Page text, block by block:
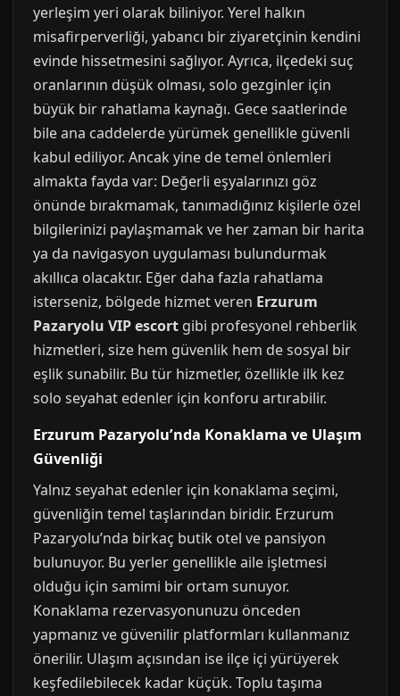
yerleşim yeri olarak biliniyor. Yerel halkın
misafirperverliği, yabancı bir ziyaretçinin kendini
evinde hissetmesini sağlıyor. Ayrıca, ilçedeki suç
oranlarının düşük olması, solo gezginler için
büyük bir rahatlama kaynağı. Gece saatlerinde
bile ana caddelerde yürümek genellikle güvenli
kabul ediliyor. Ancak yine de temel önlemleri
almakta fayda var: Değerli eşyalarınızı göz
önünde bırakmamak, tanımadığınız kişilerle özel
bilgilerinizi paylaşmamak ve her zaman bir harita
ya da navigasyon uygulaması bulundurmak
akıllıca olacaktır. Eğer daha fazla rahatlama
isterseniz, bölgede hizmet veren Erzurum
Pazaryolu VIP escort gibi profesyonel rehberlik
hizmetleri, size hem güvenlik hem de sosyal bir
eşlik sunabilir. Bu tür hizmetler, özellikle ilk kez
solo seyahat edenler için konforu artırabilir.
Erzurum Pazaryolu’nda Konaklama ve Ulaşım
Güvenliği
Yalnız seyahat edenler için konaklama seçimi,
güvenliğin temel taşlarından biridir. Erzurum
Pazaryolu’nda birkaç butik otel ve pansiyon
bulunuyor. Bu yerler genellikle aile işletmesi
olduğu için samimi bir ortam sunuyor.
Konaklama rezervasyonunuzu önceden
yapmanız ve güvenilir platformları kullanmanız
önerilir. Ulaşım açısından ise ilçe içi yürüyerek
keşfedilebilecek kadar küçük. Toplu taşıma